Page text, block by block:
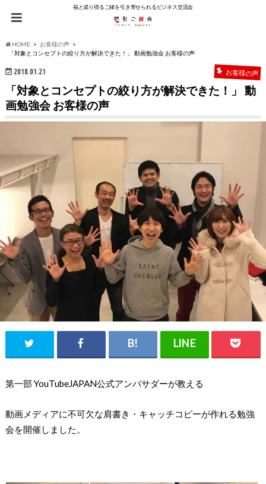
福と成り得るご縁を引き寄せられるビジネス交流会
HOME
お客様の声
「対象とコンセプトの絞り方が解決できた！」 動画勉強会 お客様の声
2018.01.21 お客様の声
「対象とコンセプトの絞り方が解決できた！」 動
画勉強会 お客様の声
第一部 YouTubeJAPAN公式アンバサダーが教える
動画メディアに不可欠な肩書き・キャッチコピーが作れる勉強
会を開催しました。